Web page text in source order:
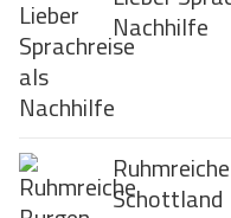
Nachhilfe
Schottland